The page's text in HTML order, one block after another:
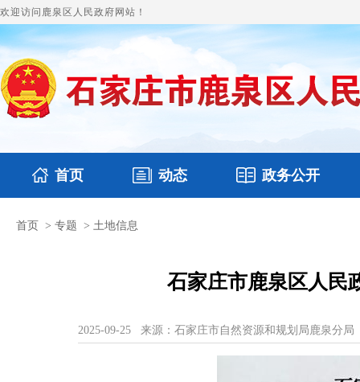
欢迎访问鹿泉区人民政府网站！
首页 动态
国务要闻
政务公开
本区文件
首页 > 专题 > 土地信息
石家庄市鹿泉区人民
2025-09-25 来源：石家庄市自然资源和规划局鹿泉分局